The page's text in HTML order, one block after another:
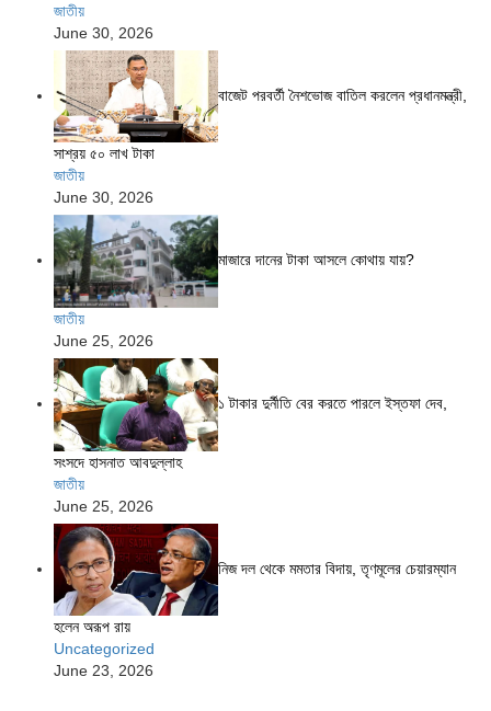
জাতীয়
June 30, 2026
বাজেট পরবর্তী নৈশভোজ বাতিল করলেন প্রধানমন্ত্রী,
সাশ্রয় ৫০ লাখ টাকা
জাতীয়
June 30, 2026
মাজারে দানের টাকা আসলে কোথায় যায়?
জাতীয়
June 25, 2026
১ টাকার দুর্নীতি বের করতে পারলে ইস্তফা দেব,
সংসদে হাসনাত আবদুল্লাহ
জাতীয়
June 25, 2026
নিজ দল থেকে মমতার বিদায়, তৃণমূলের চেয়ারম্যান
হলেন অরূপ রায়
Uncategorized
June 23, 2026